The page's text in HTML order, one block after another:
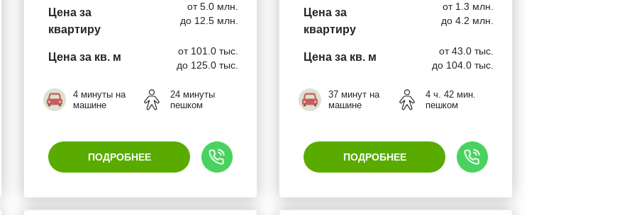
Цена за
квартиру
от 5.0 млн.
до 12.5 млн.
Цена за кв. м
от 101.0 тыс.
до 125.0 тыс.
4 минуты на
машине
24 минуты
пешком
ПОДРОБНЕЕ
Цена за
квартиру
от 1.3 млн.
до 4.2 млн.
Цена за кв. м
от 43.0 тыс.
до 104.0 тыс.
37 минут на
машине
4 ч. 42 мин.
пешком
ПОДРОБНЕЕ